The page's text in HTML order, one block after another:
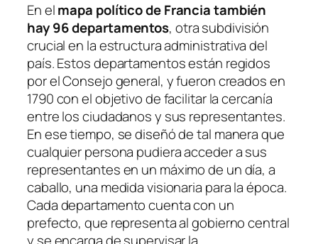
En elmapa político de Francia también
hay 96 departamentos, otra subdivisión
crucial en la estructura administrativa del
país. Estos departamentos están regidos
por el Consejo general, y fueron creados en
1790 con el objetivo de facilitar la cercanía
entre los ciudadanos y sus representantes.
En ese tiempo, se diseñó de tal manera que
cualquier persona pudiera acceder a sus
representantes en un máximo de un día, a
caballo, una medida visionaria para la época.
Cada departamento cuenta con un
prefecto, que representa al gobierno central